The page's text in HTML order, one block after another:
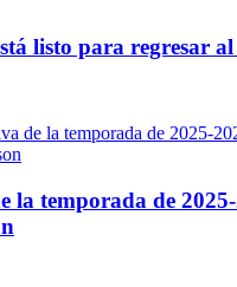
listo para regresar
la temporada de